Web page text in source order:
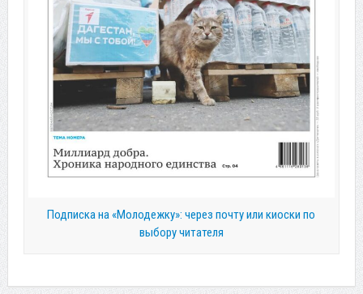
Подписка на «Молодежку»: через почту или киоски по
выбору читателя